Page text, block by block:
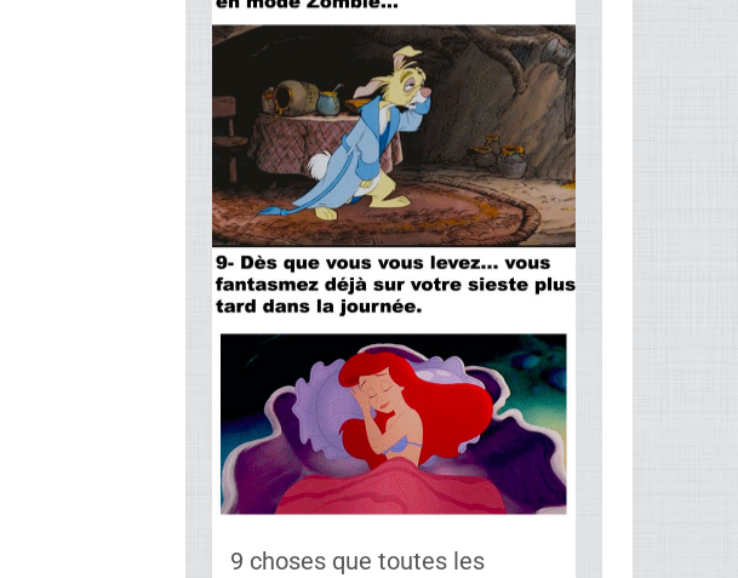
9 choses que toutes les